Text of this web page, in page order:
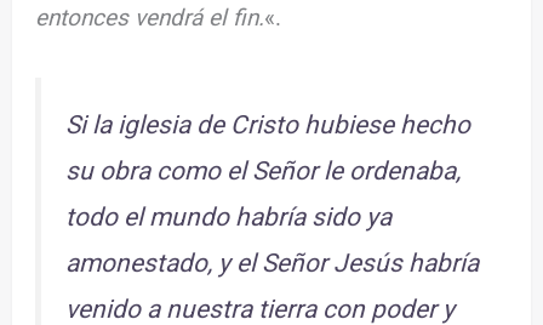
entonces vendrá el fin.«.
Si la iglesia de Cristo hubiese hecho
su obra como el Señor le ordenaba,
todo el mundo habría sido ya
amonestado, y el Señor Jesús habría
venido a nuestra tierra con poder y